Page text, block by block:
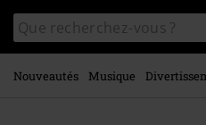
contenu
principal
Rechercher
sur
le
catalogue
Nouveautés Musique